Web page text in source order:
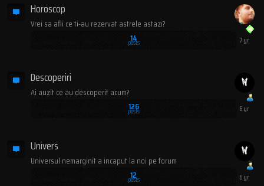
Horoscop
Vrei sa afli ce ti-au rezervat astrele astazi?
14
posts
Descoperiri
Ai auzit ce au descoperit acum?
126
posts
Univers
Universul nemarginit a incaput la noi pe forum
12
posts